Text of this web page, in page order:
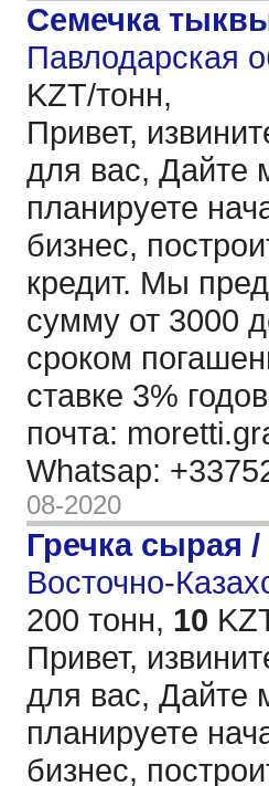
Семечка
Павлодарская
KZT/тонн,
Привет,
для вас, Дайте
планируете
бизнес,
кредит. Мы
сумму от 3000
сроком
ставке 3%
почта:
Whatsap:
08-2020
Гречка сырая /
Восточно-
200 тонн, 10
Привет,
для вас, Дайте
планируете
бизнес,